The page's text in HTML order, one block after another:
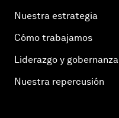
Nuestra estrategia
Cómo trabajamos
Liderazgo y gobernanza
Nuestra repercusión